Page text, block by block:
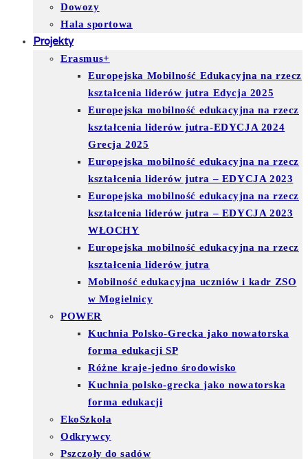
Dowozy
Hala sportowa
Projekty
Erasmus+
Europejska Mobilność Edukacyjna na rzecz
kształcenia liderów jutra Edycja 2025
Europejska mobilność edukacyjna na rzecz
kształcenia liderów jutra-EDYCJA 2024
Grecja 2025
Europejska mobilność edukacyjna na rzecz
kształcenia liderów jutra – EDYCJA 2023
Europejska mobilność edukacyjna na rzecz
kształcenia liderów jutra – EDYCJA 2023
WŁOCHY
Europejska mobilność edukacyjna na rzecz
kształcenia liderów jutra
Mobilność edukacyjna uczniów i kadr ZSO
w Mogielnicy
POWER
Kuchnia Polsko-Grecka jako nowatorska
forma edukacji SP
Różne kraje-jedno środowisko
Kuchnia polsko-grecka jako nowatorska
forma edukacji
EkoSzkoła
Odkrywcy
Pszczoły do sadów